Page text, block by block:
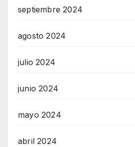
septiembre 2024
agosto 2024
julio 2024
junio 2024
mayo 2024
abril 2024